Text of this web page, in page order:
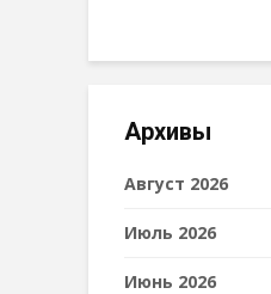
Архивы
Август 2026
Июль 2026
Июнь 2026